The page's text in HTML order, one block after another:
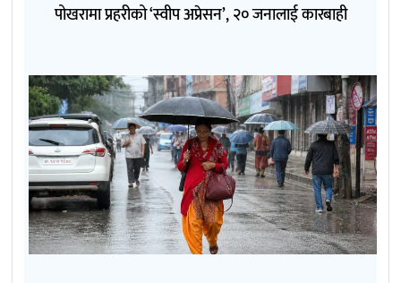
पोखरामा प्रहरीको ‘स्वीप अप्रेसन’, २० जनालाई कारबाही